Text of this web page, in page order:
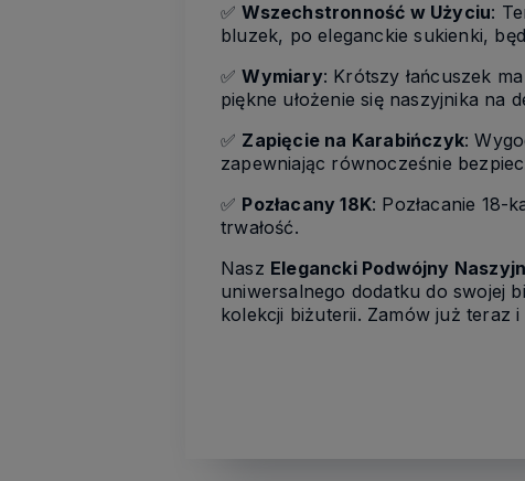
✅Wszechstronność w Użyciu:
bluzek, po eleganckie sukienki,
✅Wymiary: Krótszy łańcuszek
piękne ułożenie się naszyjnika na
✅ Zapięcie na Karabińczyk:
zapewniając równocześnie
✅ Pozłacany 18K: Pozłacanie 18-
trwałość.
Nasz Elegancki Podwójny
uniwersalnego dodatku do swojej
kolekcji biżuterii. Zamów już teraz